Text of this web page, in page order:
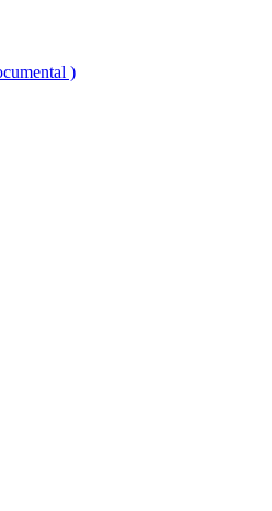
)